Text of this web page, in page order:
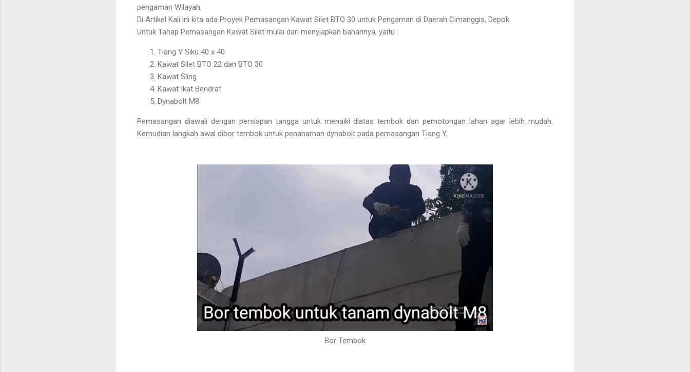
pengaman Wilayah.
Di Artikel Kali ini kita ada Proyek Pemasangan Kawat Silet BTO 30 untuk Pengaman di Daerah Cimanggis, Depok.
Untuk Tahap Pemasangan Kawat Silet mulai dari menyiapkan bahannya, yaitu :
Tiang Y Siku 40 x 40
Kawat Silet BTO 22 dan BTO 30
Kawat Sling
Kawat Ikat Bendrat
Dynabolt M8
Pemasangan diawali dengan persiapan tangga untuk menaiki diatas tembok dan pemotongan lahan agar lebih mudah.
Kemudian langkah awal dibor tembok untuk penanaman dynabolt pada pemasangan Tiang Y.
Bor Tembok